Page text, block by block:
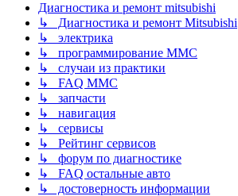
Диагностика и ремонт mitsubishi
↳ Диагностика и ремонт Mitsubishi
↳ электрика
↳ программирование MMC
↳ случаи из практики
↳ FAQ MMC
↳ запчасти
↳ навигация
↳ сервисы
↳ Рейтинг сервисов
↳ форум по диагностике
↳ FAQ остальные авто
↳ достоверность информации